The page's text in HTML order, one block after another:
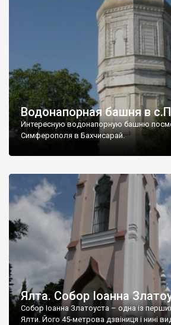
Водонапорная башня в
Интересную водонапорную башню
Симферополя в Бахчисарай.
Ялта. Собор Іоанна
Собор Іоанна Златоуста – одна із
Ялти. Його 45-метрова дзвіниця і нині